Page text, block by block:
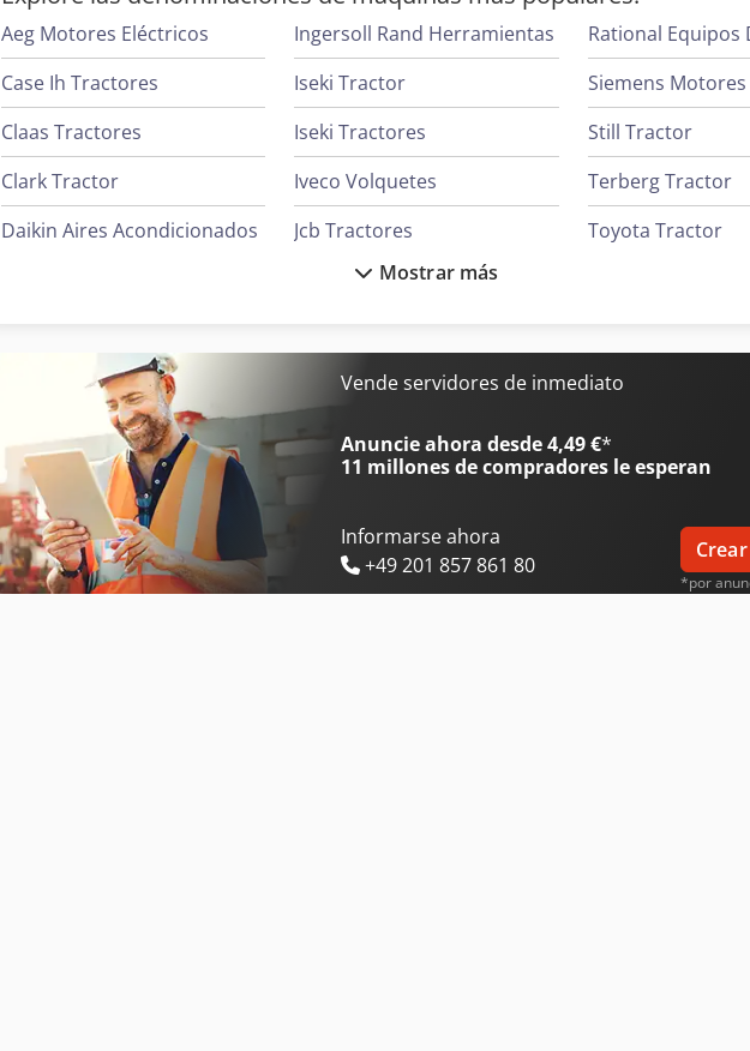
Aeg Motores Eléctricos
Case Ih Tractores
Claas Tractores
Clark Tractor
Daikin Aires Acondicionados
Hp Impresoras
Ingersoll Rand Compresores
Ingersoll Rand Herramientas
Iseki Tractor
Iseki Tractores
Iveco Volquetes
Jcb Tractores
Liebherr Grúas
Mafi Tractor
Rational Equipos
Siemens
Still Tractor
Terberg Tractor
Toyota Tractor
Mostrar más
Vende servidores de inmediato
Anuncie ahora desde 4,49 €*
11 millones de compradores le esperan
Informarse ahora
+49 201 857 861 80
*por